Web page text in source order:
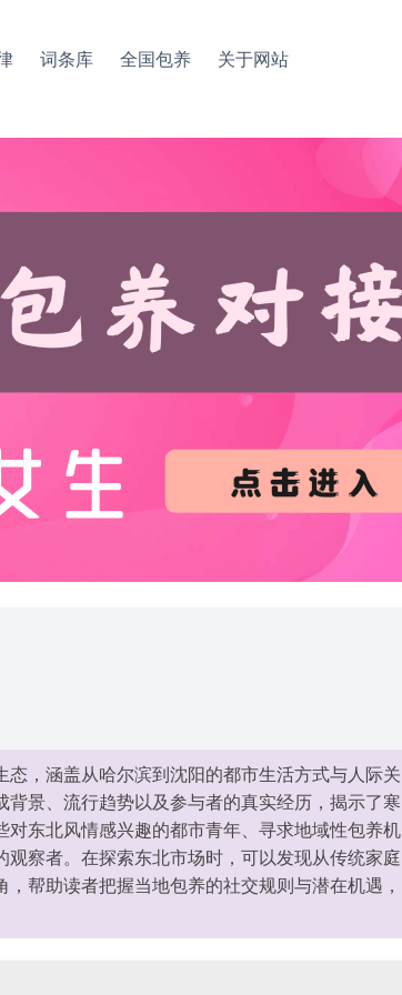
词条库 全国包养 关于网站
，涵盖从哈尔滨到沈阳的都市生活方式与人际关
景、流行趋势以及参与者的真实经历，揭示了寒
东北风情感兴趣的都市青年、寻求地域性包养机
察者。在探索东北市场时，可以发现从传统家庭
帮助读者把握当地包养的社交规则与潜在机遇，